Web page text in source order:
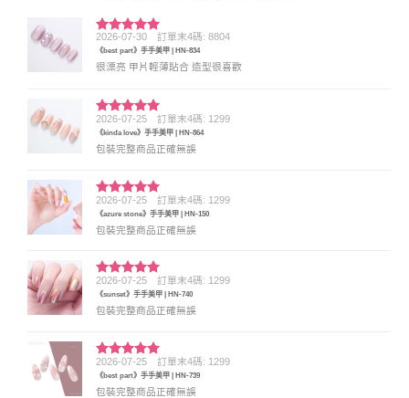
評分5 滿
分 5
2026-07-30 訂單末4碼: 8804
《best part》手手美甲 | HN-834
很漂亮 甲片輕薄貼合 造型很喜歡
評分5 滿
分 5
2026-07-25 訂單末4碼: 1299
《kinda love》手手美甲 | HN-864
包裝完整商品正確無誤
評分5滿
分 5
2026-07-25 訂單末4碼: 1299
《azure stone》手手美甲 | HN-150
包裝完整商品正確無誤
評分5 滿
分 5
2026-07-25 訂單末4碼: 1299
《sunset》手手美甲 | HN-740
包裝完整商品正確無誤
評分5 滿
分 5
2026-07-25 訂單末4碼: 1299
《best part》手手美甲 | HN-739
包裝完整商品正確無誤